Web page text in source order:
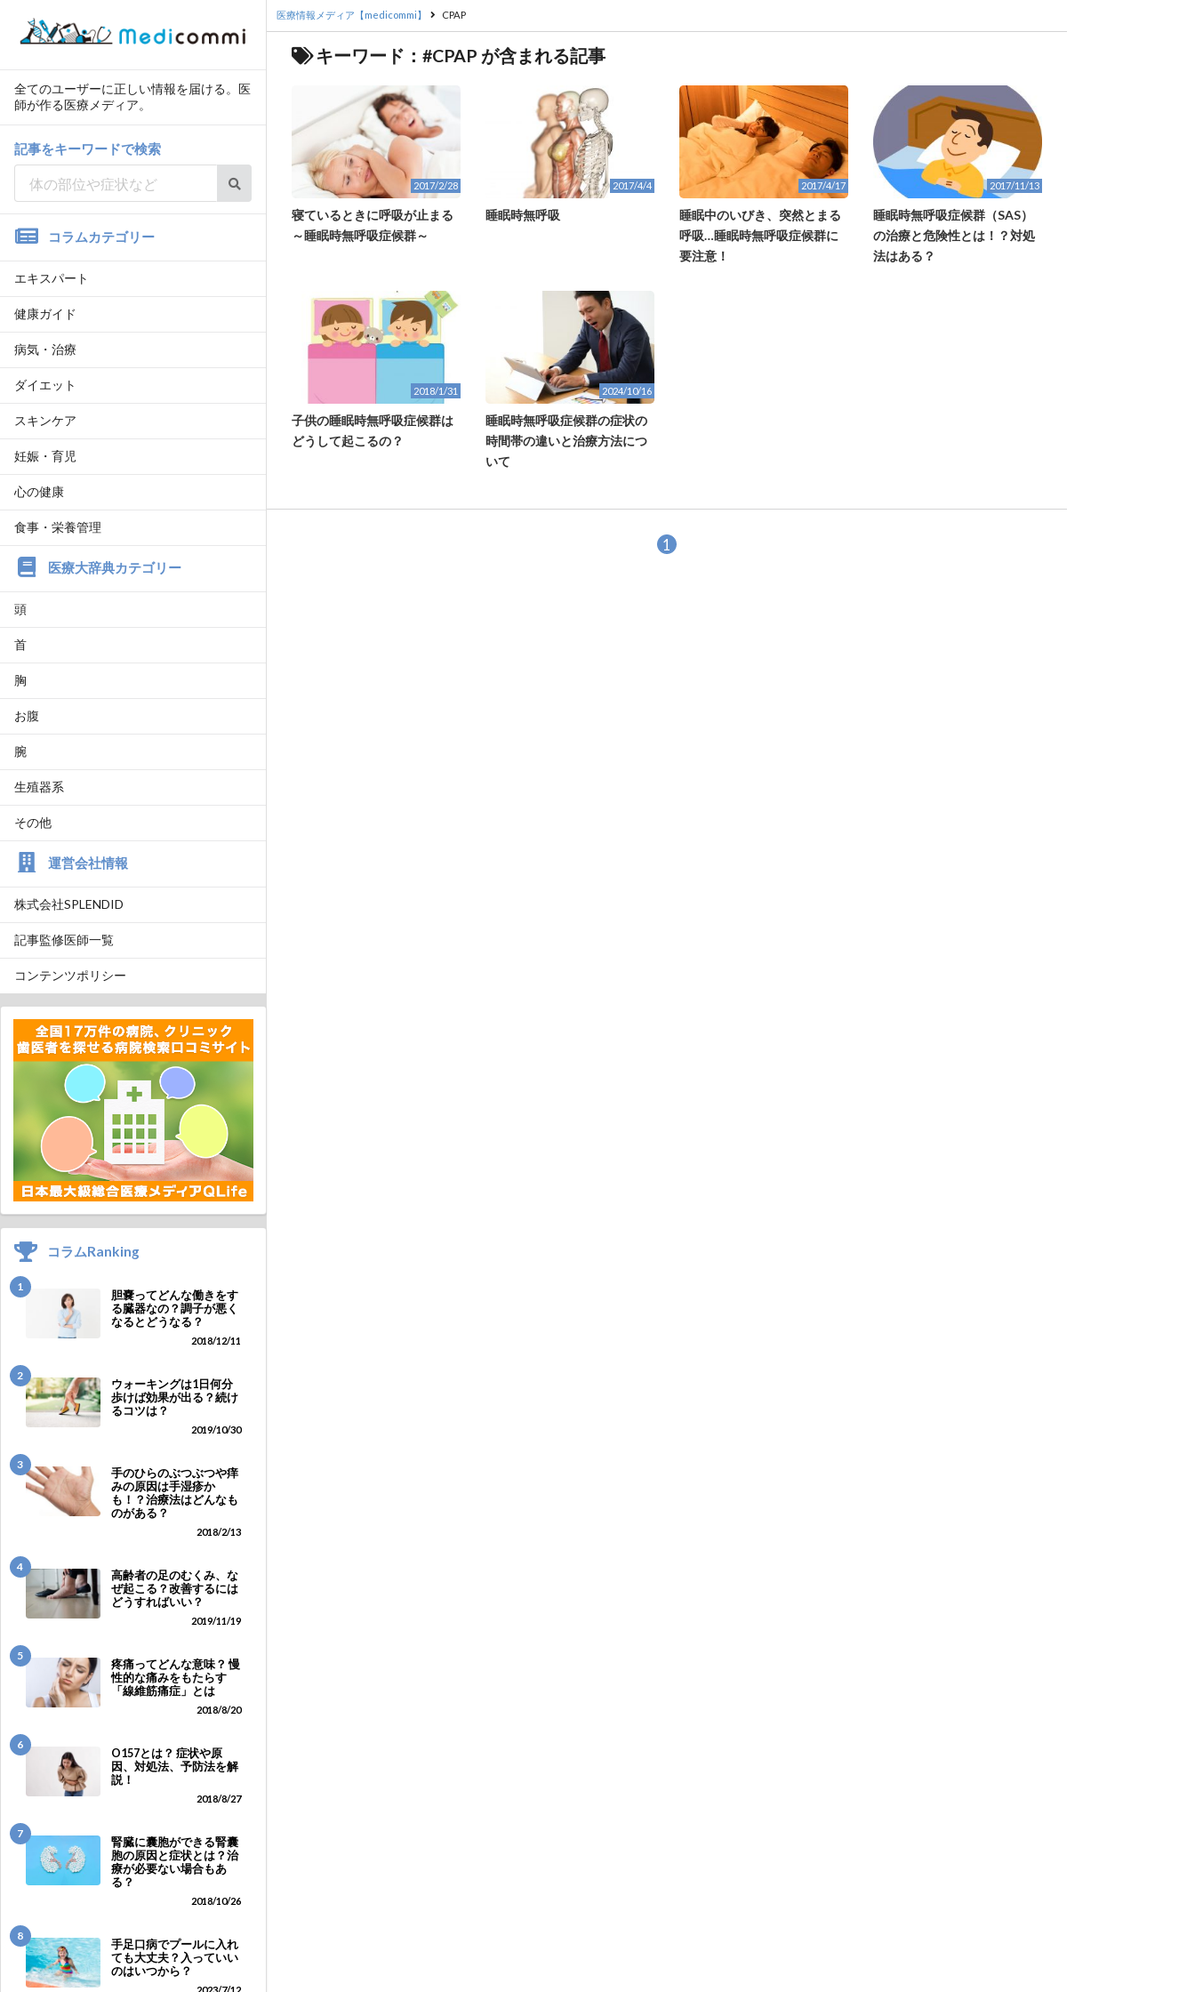
全てのユーザーに正しい情報を届ける。医
師が作る医療メディア。
記事をキーワードで検索
コラムカテゴリー
エキスパート
健康ガイド
病気・治療
ダイエット
スキンケア
妊娠・育児
心の健康
食事・栄養管理
医療大辞典カテゴリー
頭
首
胸
お腹
腕
生殖器系
その他
運営会社情報
株式会社SPLENDID
記事監修医師一覧
コンテンツポリシー
コラムRanking
1
胆嚢ってどんな働きをす
る臓器なの？調子が悪く
なるとどうなる？
2018/12/11
2
ウォーキングは1日何分
歩けば効果が出る？続け
るコツは？
2019/10/30
3
手のひらのぶつぶつや痒
みの原因は手湿疹か
も！？治療法はどんなも
のがある？
2018/2/13
4
高齢者の足のむくみ、な
ぜ起こる？改善するには
どうすればいい？
2019/11/19
5
疼痛ってどんな意味？ 慢
性的な痛みをもたらす
「線維筋痛症」とは
2018/8/20
6
O157とは？ 症状や原
因、対処法、予防法を解
説！
2018/8/27
7
腎臓に囊胞ができる腎囊
胞の原因と症状とは？治
療が必要ない場合もあ
る？
2018/10/26
8
手足口病でプールに入れ
ても大丈夫？入っていい
のはいつから？
2023/7/12
医療情報メディア【medicommi】 CPAP
キーワード：#CPAP が含まれる記事
2017/2/28
寝ているときに呼吸が止まる
～睡眠時無呼吸症候群～
2017/4/4
睡眠時無呼吸
2017/4/17
睡眠中のいびき、突然とまる
呼吸…睡眠時無呼吸症候群に
要注意！
2017/11/13
睡眠時無呼吸症候群（SAS）
の治療と危険性とは！？対処
法はある？
2018/1/31
子供の睡眠時無呼吸症候群は
どうして起こるの？
2024/10/16
睡眠時無呼吸症候群の症状の
時間帯の違いと治療方法につ
いて
1